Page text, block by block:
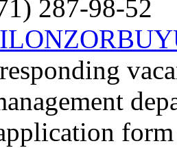
287-98-52
form